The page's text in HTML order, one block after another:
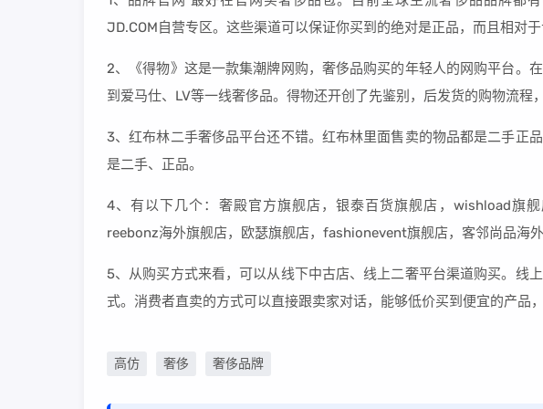
JD.COM自营专区。这些渠道可以保证你买到的绝对是正品，而且相对
2、《得物》这是一款集潮牌网购，奢侈品购买的年轻人的网购平台。
到爱马仕、LV等一线奢侈品。得物还开创了先鉴别，后发货的购物流程
3、红布林二手奢侈品平台还不错。红布林里面售卖的物品都是二手正
是二手、正品。
4、有以下几个：奢殿官方旗舰店，银泰百货旗舰店，wishload旗
reebonz海外旗舰店，欧瑟旗舰店，fashionevent旗舰店，客邻尚品海外
5、从购买方式来看，可以从线下中古店、线上二奢平台渠道购买。线
式。消费者直卖的方式可以直接跟卖家对话，能够低价买到便宜的产品
高仿 奢侈 奢侈品牌